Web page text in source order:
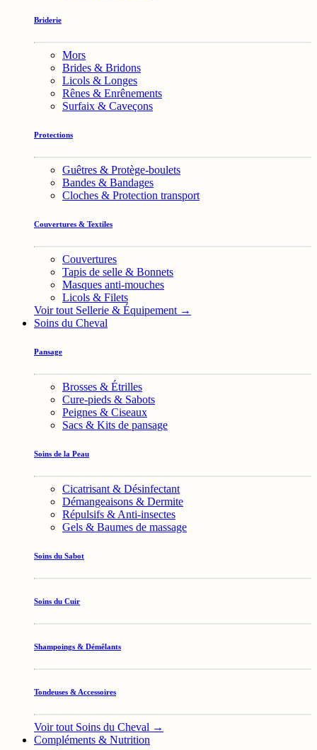
Briderie
Mors
Brides & Bridons
Licols & Longes
Rênes & Enrênements
Surfaix & Caveçons
Protections
Guêtres & Protège-boulets
Bandes & Bandages
Cloches & Protection transport
Couvertures & Textiles
Couvertures
Tapis de selle & Bonnets
Masques anti-mouches
Licols & Filets
Voir tout Sellerie & Équipement →
Soins du Cheval
Pansage
Brosses & Étrilles
Cure-pieds & Sabots
Peignes & Ciseaux
Sacs & Kits de pansage
Soins de la Peau
Cicatrisant & Désinfectant
Démangeaisons & Dermite
Répulsifs & Anti-insectes
Gels & Baumes de massage
Soins du Sabot
Soins du Cuir
Shampoings & Démêlants
Tondeuses & Accessoires
Voir tout Soins du Cheval →
Compléments & Nutrition